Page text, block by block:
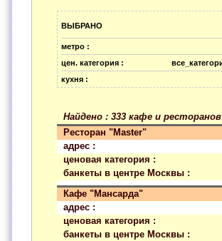
ВЫБРАНО
метро :
цен. категория :
кухня :
Найдено : 333 кафе и
Ресторан "Master"
адрес :
ценовая категория :
банкеты в центре Москвы :
Кафе "Мансарда"
адрес :
ценовая категория :
банкеты в центре Москвы :